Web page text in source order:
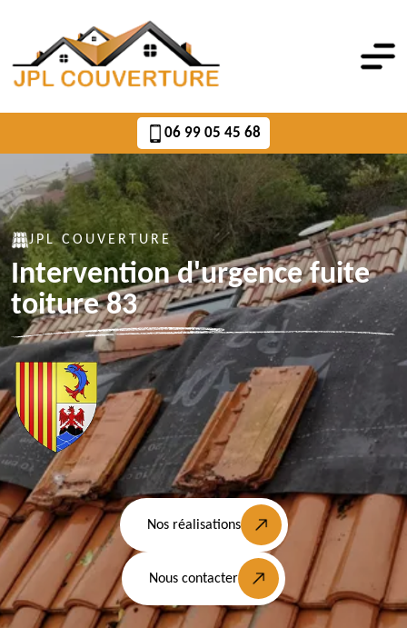
06 99 05 45 68
JPL COUVERTURE
Intervention d'urgence fuite
toiture 83
Nos réalisations
Nous contacter